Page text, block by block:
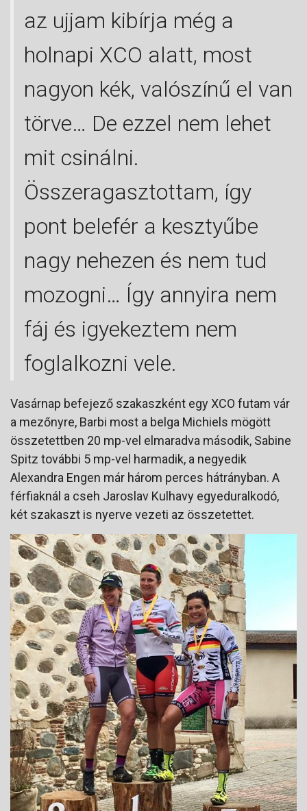
az ujjam kibírja még a
holnapi XCO alatt, most
nagyon kék, valószínű el van
törve… De ezzel nem lehet
mit csinálni.
Összeragasztottam, így
pont belefér a kesztyűbe
nagy nehezen és nem tud
mozogni… Így annyira nem
fáj és igyekeztem nem
foglalkozni vele.
Vasárnap befejező szakaszként egy XCO futam vár
a mezőnyre, Barbi most a belga Michiels mögött
összetettben 20 mp-vel elmaradva második, Sabine
Spitz további 5 mp-vel harmadik, a negyedik
Alexandra Engen már három perces hátrányban. A
férfiaknál a cseh Jaroslav Kulhavy egyeduralkodó,
két szakaszt is nyerve vezeti az összetettet.